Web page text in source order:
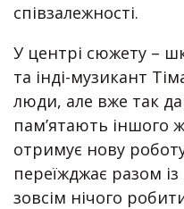
співзалежності.
У центрі сюжету –
та інді-музикант
люди, але вже так
пам’ятають іншого
отримує нову
переїжджає разом
зовсім нічого